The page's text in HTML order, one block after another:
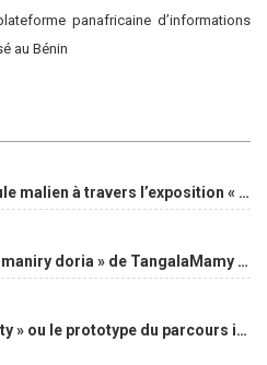
panafricaine d’informations
au Bénin
Explorer le vestibule malien à travers l’exposition « Maaya Bulon »
L’exposition « Zafimaniry doria » de TangalaMamy honore la mémoire d’un peuple malgache
TIFF 2025/ « Christy » ou le prototype du parcours initiatique